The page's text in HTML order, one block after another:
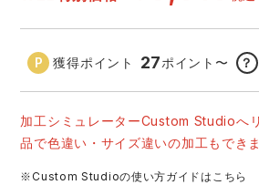
ニット
スターライト工業 東洋物
弘進ゴム 藤井電
獲得ポイント 27ポイント 〜 ？
加工シミュレーターCustom Studioへ
品で色違い・サイズ違いの加工もできま
※Custom Studioの使い方ガイドはこちら